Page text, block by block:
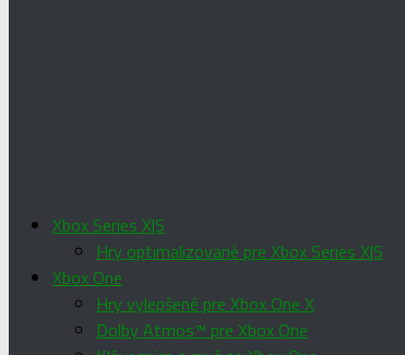
Xbox Series X|S
Hry optimalizované pre Xbox Series X|S
Xbox One
Hry vylepšené pre Xbox One X
Dolby Atmos™ pre Xbox One